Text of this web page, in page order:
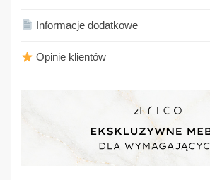
Informacje dodatkowe
Opinie klientów